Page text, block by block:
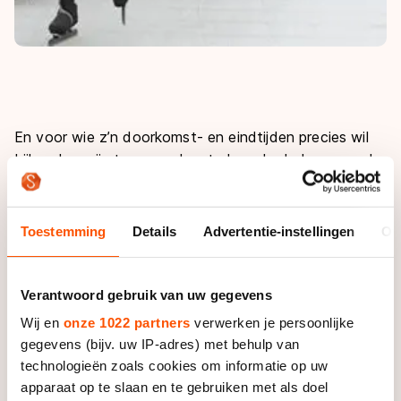
Toestemming Details Advertentie-instellingen
Verantwoord gebruik van uw gegevens
Wij en onze 1022 partners verwerken je persoonlijke
gegevens (bijv. uw IP-adres) met behulp van
technologieën zoals cookies om informatie op uw
apparaat op te slaan en te gebruiken met als doel
En voor wie z’n doorkomst- en eindtijden precies wil
bijhouden, zijn transponders te huur. In de loop van de
dag wordt het steeds drukker bij FlevOnice, waar –
min of meer toevallig – ook een winterfair wordt
gehouden. Volop sfeer dus, en waar een week eerder
beetje regen en dus wat nat ijs.
Schaatsliefhebbers zitten daar niet mee, ze komen
van heinde en verre en de meesten zijn in training voor
een tocht op de Weissensee of... de Elfstedentocht.